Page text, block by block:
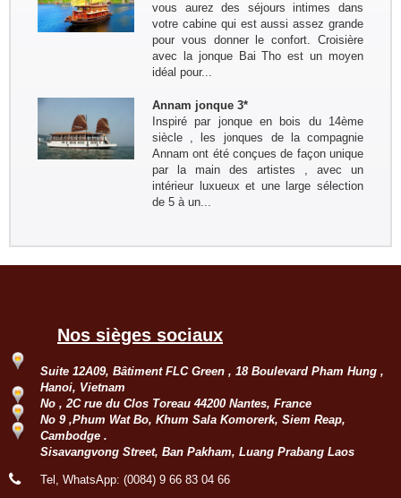
amis (4 personnes)
Voyage à la carte du nord au sud du
10 au 24 janvier: Paris - Hanoi - Mai
Hich - Pu Luong - Tam Coc - Baie de
Lan Ha ( Bateau Perla Dawn Sails) -
Groupe: Mr et Mme Alain et
Catherine LEFBVRE
Voyage dans le nord pour decouvrir
les ethnies du nord: Bruxelles -
Hanoi - Sapa - Bac Ha - marché
Sing Cheng - Hoang Su Phi - Ha
Giang - Quan Ba - Meo Vac -...
La famille Kermorvant a passé un
voyage inoubliable du Sud au Nord
Groupe : Mr Loric CURE et ses
Circuit personnalisé 20 jours/19 nuits
Mékong - Can Tho - Saigon - Envol
pour HoiAn - Danang - Ba Na Hill -
Groupe: VAL DE LOIRE
7personnes
vous aurez des séjours intimes dans
votre cabine qui est aussi assez grande
pour vous donner le confort. Croisière
avec la jonque Bai Tho est un moyen
idéal pour...
Annam jonque 3*
Inspiré par jonque en bois du 14ème
siècle , les jonques de la compagnie
Annam ont été conçues de façon unique
par la main des artistes , avec un
intérieur luxueux et une large sélection
de 5 à un...
Nos sièges sociaux
Suite 12A09, Bâtiment FLC Green , 18 Boulevard Pham Hung ,
Hanoi, Vietnam
No , 2C rue du Clos Toreau 44200 Nantes, France
No 9 ,Phum Wat Bo, Khum Sala Komorerk, Siem Reap,
Cambodge .
Sisavangvong Street, Ban Pakham, Luang Prabang Laos
Tel, WhatsApp: (0084) 9 66 83 04 66